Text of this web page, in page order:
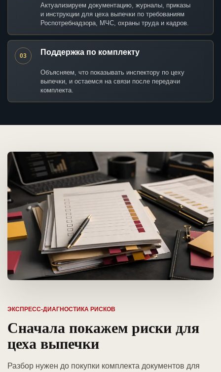
Актуализируем документацию, журналы, приказы
и инструкции для цеха выпечки по требованиям
Роспотребнадзора, МЧС, охраны труда и кадров.
03 Поддержка по комплекту
Объясняем, что показывать инспектору по цеху
выпечки, и остаемся на связи после передачи
комплекта.
ЭКСПРЕСС-ДИАГНОСТИКА РИСКОВ
Сначала покажем риски для
цеха выпечки
Разбор нужен до покупки комплекта документов для